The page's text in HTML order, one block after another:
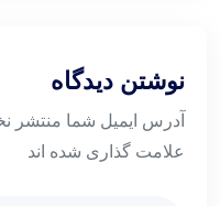
نوشتن دیدگاه
آدرس ایمیل شما منتشر
علامت گذاری شده اند